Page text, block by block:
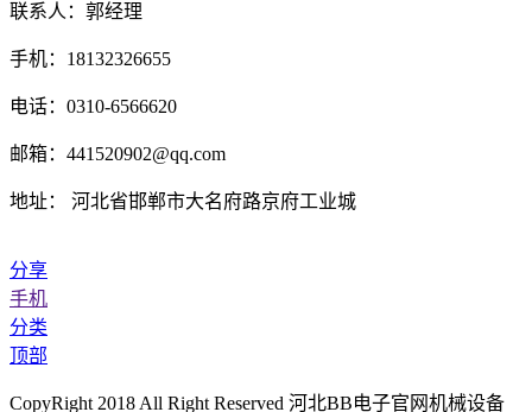
联系人：郭经理
手机：18132326655
电话：0310-6566620
邮箱：441520902@qq.com
地址： 河北省邯郸市大名府路京府工业城
分享
手机
分类
顶部
CopyRight 2018 All Right Reserved 河北BB电子官网机械设备